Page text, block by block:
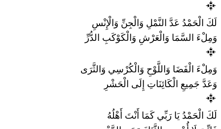
لَكَ الْحَمْدُ عَدَّ النَّمْلِ وَالْجِنِّ وَالْإِنْسِ
وَمِلْءَ السَّمَا وَالْعَرْشِ وَالْكَوْكَبِ الدُّرِّ
وَمِلْءَ الْفَضَا وَاللَّوْحِ وَالْكُرْسِي وَالثَّرَى
وَعَدَّ جَمِيعِ الْكَائِنَاتِ إِلَى الْحَشْرِ
لَكَ الْحَمْدُ يَا رَبِّي كَمَا أَنْتَ أَهْلُهُ